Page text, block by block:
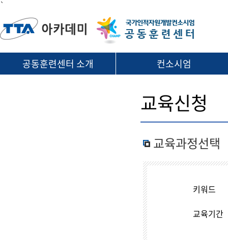
`
공동훈련센터 소개 컨소시엄
교육신청
교육과정선택
키워드
교육기간